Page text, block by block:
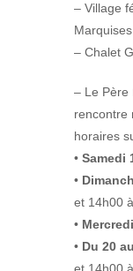
– Village
Marquises.
– Chalet
– Le Père
rencontre
horaires
• Samedi
•
et 14h00
•
• Du 20